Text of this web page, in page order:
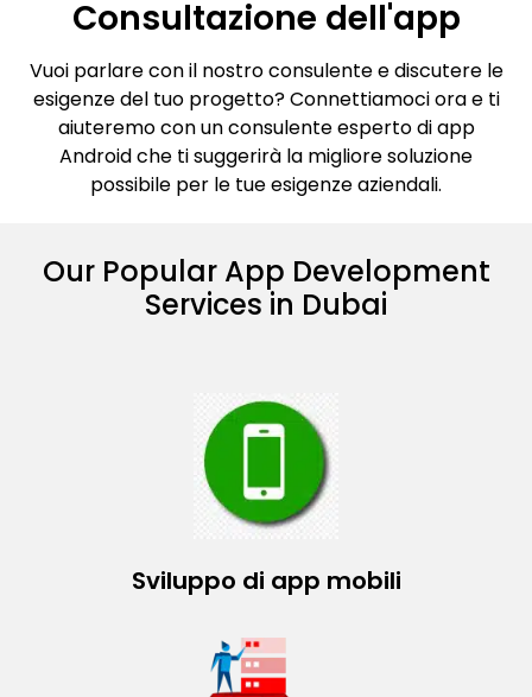
Consultazione dell'app
Vuoi parlare con il nostro consulente e discutere le
esigenze del tuo progetto? Connettiamoci ora e ti
aiuteremo con un consulente esperto di app
Android che ti suggerirà la migliore soluzione
possibile per le tue esigenze aziendali.
Our Popular App Development
Services in Dubai
Sviluppo di app mobili